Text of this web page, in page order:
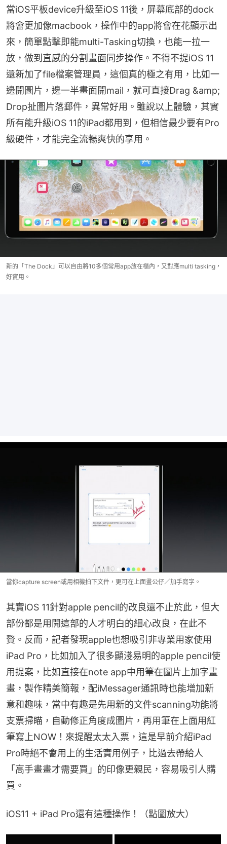
當iOS平板device升級至iOS 11後，屏幕底部的dock
將會更加像macbook，操作中的app將會在花顯示出
來，簡單點擊即能multi-Tasking切換，也能一拉一
放，做到直感的分割畫面同步操作。不得不提iOS 11
還新加了file檔案管理員，這個真的極之有用，比如一
邊開圖片，邊一半畫面開mail，就可直接Drag &amp;
Drop扯圖片落郵件，異常好用。雖說以上體驗，其實
所有能升級iOS 11的iPad都用到，但相信最少要有Pro
級硬件，才能完全流暢爽快的享用。
新的「The Dock」可以自由將10多個常用app放在櫃內，又對應multi tasking，
好實用。
當你capture screen或用相機拍下文件，更可在上面畫公仔／加手寫字。
其實iOS 11針對apple pencil的改良還不止於此，但大
部份都是用開這部的人才明白的細心改良，在此不
贅。反而，記者發現apple也想吸引非專業用家使用
iPad Pro，比如加入了很多顯淺易明的apple pencil使
用提案，比如直接在note app中用筆在圖片上加字畫
畫，製作精美簡報，配iMessager通訊時也能增加新
意和趣味，當中有趣是先用新的文件scanning功能將
支票掃瞄，自動修正角度成圖片，再用筆在上面用紅
筆寫上NOW！來提醒太太入票，這是早前介紹iPad
Pro時絕不會用上的生活實用例子，比過去帶給人
「高手畫畫才需要買」的印像更親民，容易吸引人購
買。
iOS11 + iPad Pro還有這種操作！（點圖放大）